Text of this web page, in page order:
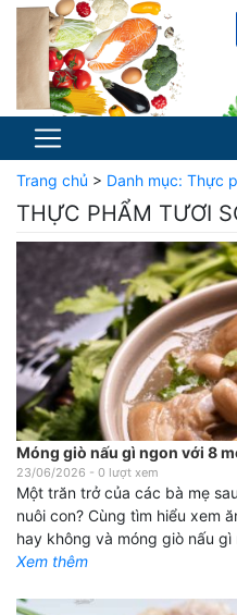
Trang chủ > Danh mục: Thực
THỰC PHẨM TƯƠI
Móng giò nấu gì ngon với 8
23/06/2026 - 0 lượt xem
Một trăn trở của các bà mẹ
nuôi con? Cùng tìm hiểu xem
hay không và móng giò nấu gì
Xem thêm